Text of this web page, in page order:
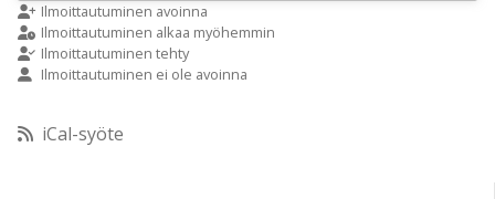
9:00
10:00
11:00
Ilmoittautuminen avoinna
Ilmoittautuminen alkaa myöhemmin
Ilmoittautuminen tehty
Ilmoittautuminen ei ole avoinna
iCal-syöte